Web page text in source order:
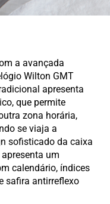
a avançada
Wilton GMT
apresenta
que permite
zona horária,
se viaja a
sofisticado da caixa
um
calendário, índices
safira antirreflexo